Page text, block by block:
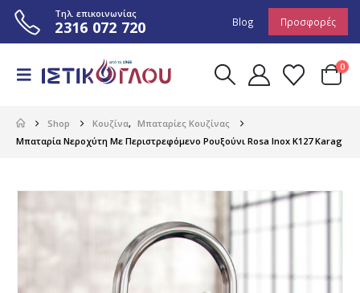
Τηλ. επικοινωνίας
2316 072 720 Blog Προσφορές
0
Shop Κουζίνα, Μπαταρίες Κουζίνας
Μπαταρία Νεροχύτη Με Περιστρεφόμενο Ρουξούνι Rosa Inox K127 Karag